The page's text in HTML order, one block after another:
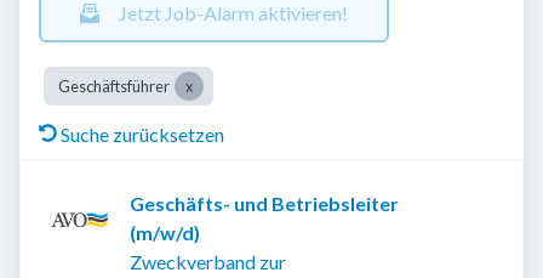
Jetzt Job-Alarm aktivieren!
Geschäftsführer
Suche zurücksetzen
Geschäfts- und Betriebsleiter
(m/w/d)
Zweckverband zur